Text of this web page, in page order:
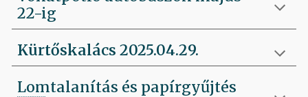
22-ig
Kürtőskalács 2025.04.29.
Lomtalanítás és papírgyűjtés